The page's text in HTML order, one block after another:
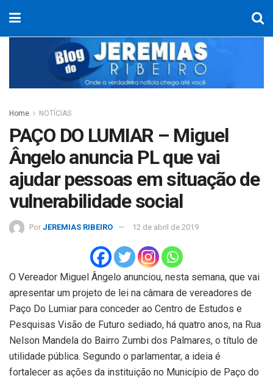
Home NOTÍCIAS
PAÇO DO LUMIAR – Miguel
Ângelo anuncia PL que vai
ajudar pessoas em situação de
vulnerabilidade social
Por JEREMIAS RIBEIRO 12 de abril de 2019
O Vereador Miguel Ângelo anunciou, nesta semana, que vai
apresentar um projeto de lei na câmara de vereadores de
Paço Do Lumiar para conceder ao Centro de Estudos e
Pesquisas Visão de Futuro sediado, há quatro anos, na Rua
Nelson Mandela do Bairro Zumbi dos Palmares, o título de
utilidade pública. Segundo o parlamentar, a ideia é
fortalecer as ações da instituição no Município de Paço do